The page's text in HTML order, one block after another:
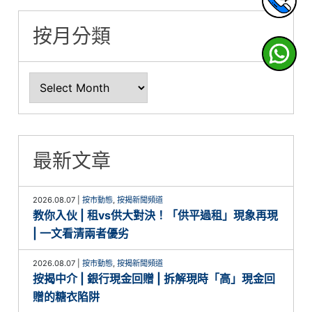
按月分類
最新文章
2026.08.07 |按市動態,按揭新聞頻道
教你入伙 | 租vs供大對決！「供平過租」現象再現
| 一文看清兩者優劣
2026.08.07 |按市動態,按揭新聞頻道
按揭中介 | 銀行現金回贈 | 拆解現時「高」現金回
贈的糖衣陷阱